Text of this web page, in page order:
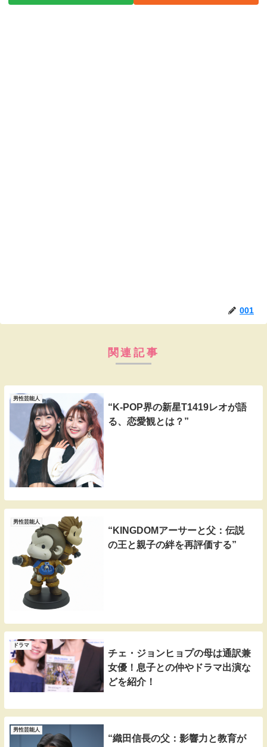
001
関連記事
男性芸能人
“K-POP界の新星T1419レオが語
る、恋愛観とは？”
男性芸能人
“KINGDOMアーサーと父：伝説
の王と親子の絆を再評価する”
ドラマ
チェ・ジョンヒョプの母は通訳兼
女優！息子との仲やドラマ出演な
どを紹介！
男性芸能人
“織田信長の父：影響力と教育が